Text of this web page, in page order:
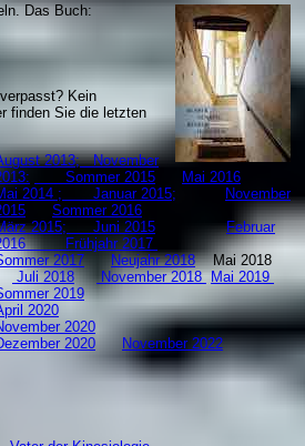
Das Buch:
Kein
finden Sie die letzten
2013;November
Sommer 2015
Mai 2016
2014 ; Januar 2015;
November
Sommer 2016
2015; Juni 2015 ;Februar
Frühjahr 2017
2017
Neujahr 2018Mai 2018
Juli 2018
November 2018 Mai 2019
ommer 2019
2020
2020
2020
November 2022